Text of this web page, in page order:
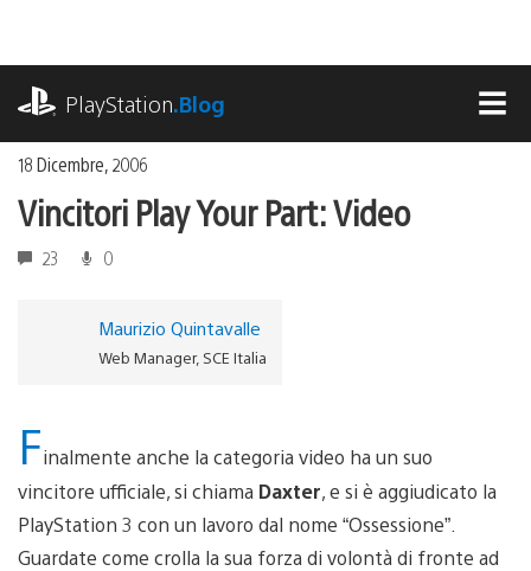
contenuto
PlayStation.Blog
18 Dicembre, 2006
Vincitori Play Your Part: Video
23 0
Maurizio Quintavalle
Web Manager, SCE Italia
Finalmente anche la categoria video ha un suo
vincitore ufficiale, si chiama Daxter, e si è aggiudicato la
PlayStation 3 con un lavoro dal nome “Ossessione”.
Guardate come crolla la sua forza di volontà di fronte ad